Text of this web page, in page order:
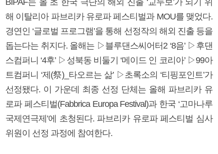
해 이탈리아 파브리카 유로파 페스티벌과 MOU를 맺었다.
경연인 ‘글로벌 프로그램’을 통해 선정작의 해외 진출 등을
돕는다는 취지다. 올해는 ▷블루댄스씨어터2 ‘8음’ ▷후댄
스컴퍼니 ‘4후’ ▷성북동 비둘기 ‘메이드 인 코리아’ ▷99아
트컴퍼니 ‘제(祭)_타오르는 삶’ ▷초록소의 ‘티핑포인트’가
선정됐다. 이 가운데 최종 선정 단체는 올해 파브리카 유
로파 페스티벌(Fabbrica Europa Festival)과 한국 ‘고마나루
국제연극제’에 초청된다. 파브리카 유로파 페스티벌 심사
위원이 선정 과정에 참여한다.